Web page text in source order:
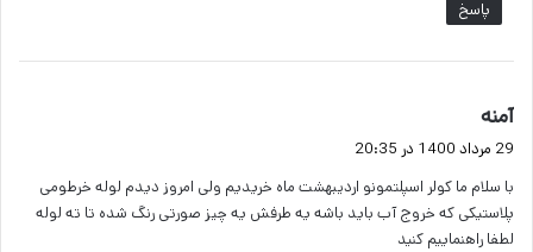
پاسخ
آمنه
ت
:
29 مرداد 1400 در 20:35
با سلام ما کولر اسپلتمونو اردیبهشت ماه خریدیم ولی امروز دیدم لوله خرطومی
پلاستیکی که خروج آب باید باشه یه طرفش یه چیز صورتی رنگ شده تا ته لوله
لطفا راهنماییم کنید